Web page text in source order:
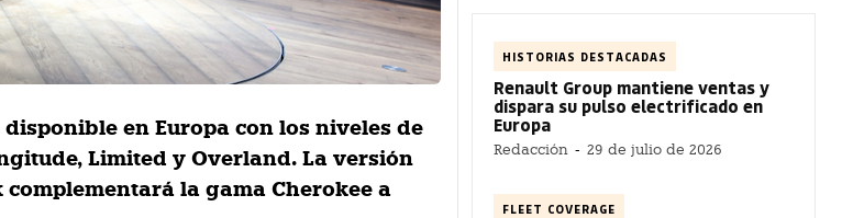
disponible en Europa con los niveles de
Limited y Overland. La versión
la gama Cherokee a
HISTORIAS DESTACADAS
Renault Group mantiene ventas y
dispara su pulso electrificado en
Europa
Redacción - 29 de julio de 2026
FLEET COVERAGE